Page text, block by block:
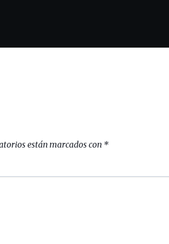
están marcados con *